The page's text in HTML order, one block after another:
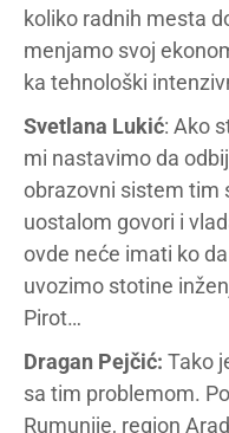
koliko radnih mesta
menjamo svoj
ka tehnološki
Svetlana Lukić: Ako
mi nastavimo da
obrazovni sistem tim
uostalom govori i
ovde neće imati ko
uvozimo stotine
Pirot…
Dragan Pejčić: Tako
sa tim problemom.
Rumunije, region